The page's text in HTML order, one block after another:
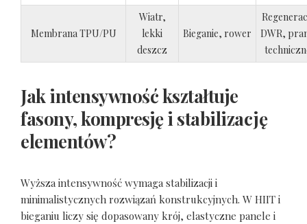
Membrana TPU/PU
Wiatr,
lekki
deszcz
Bieganie, rower
DWR,
Jak intensywność kształtuje
fasony, kompresję i stabilizację
elementów?
Wyższa intensywność wymaga stabilizacji i
minimalistycznych rozwiązań konstrukcyjnych. W HIIT i
bieganiu liczy się dopasowany krój, elastyczne panele i